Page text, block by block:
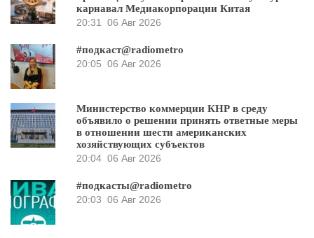
карнавал Медиакорпорации Китая
20:31 06 Авг 2026
#подкаст@radiometro
20:05 06 Авг 2026
Министерство коммерции КНР в среду
объявило о решении принять ответные меры
в отношении шести американских
хозяйствующих субъектов
20:04 06 Авг 2026
#подкасты@radiometro
20:03 06 Авг 2026